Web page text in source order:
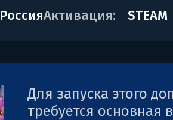
РоссияАктивация: STEAM
Для запуска этого
требуется основная